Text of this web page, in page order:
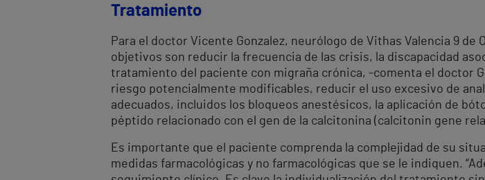
Tratamiento
Para el doctor Vicente Gonzalez, neurólogo de Vithas Valencia 9
objetivos son reducir la frecuencia de las crisis, la discapacidad
tratamiento del paciente con migraña crónica, -comenta el doctor
riesgo potencialmente modificables, reducir el uso excesivo de
adecuados, incluidos los bloqueos anestésicos, la aplicación de
péptido relacionado con el gen de la calcitonina (calcitonin gene
Es importante que el paciente comprenda la complejidad de su
medidas farmacológicas y no farmacológicas que se le indiquen.